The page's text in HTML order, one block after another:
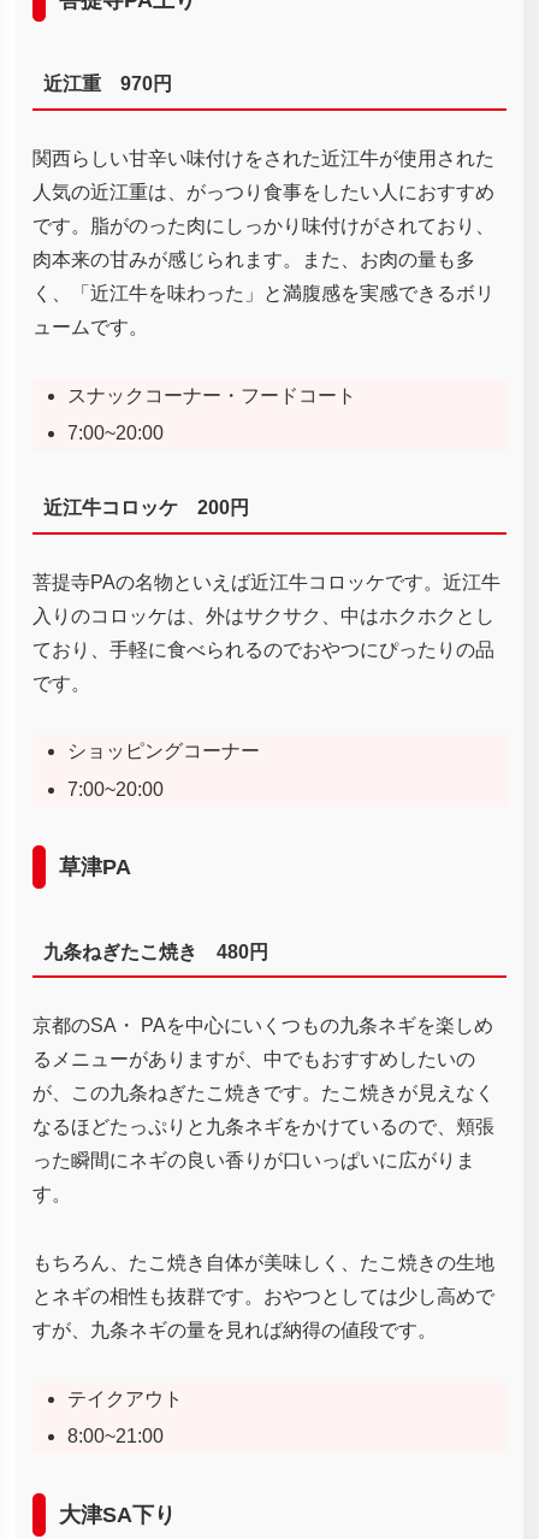
近江重 970円
関西らしい甘辛い味付けをされた近江牛が使用された
人気の近江重は、がっつり食事をしたい人におすすめ
です。脂がのった肉にしっかり味付けがされており、
肉本来の甘みが感じられます。また、お肉の量も多
く、「近江牛を味わった」と満腹感を実感できるボリ
ュームです。
スナックコーナー・フードコート
7:00~20:00
近江牛コロッケ 200円
菩提寺PAの名物といえば近江牛コロッケです。近江牛
入りのコロッケは、外はサクサク、中はホクホクとし
ており、手軽に食べられるのでおやつにぴったりの品
です。
ショッピングコーナー
7:00~20:00
草津PA
九条ねぎたこ焼き 480円
京都のSA・ PAを中心にいくつもの九条ネギを楽しめ
るメニューがありますが、中でもおすすめしたいの
が、この九条ねぎたこ焼きです。たこ焼きが見えなく
なるほどたっぷりと九条ネギをかけているので、頬張
った瞬間にネギの良い香りが口いっぱいに広がりま
す。
もちろん、たこ焼き自体が美味しく、たこ焼きの生地
とネギの相性も抜群です。おやつとしては少し高めで
すが、九条ネギの量を見れば納得の値段です。
テイクアウト
8:00~21:00
大津SA下り